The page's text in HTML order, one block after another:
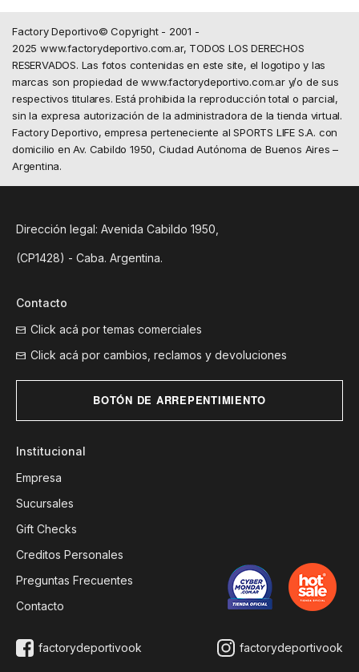
Factory Deportivo© Copyright - 2001 -
2025 www.factorydeportivo.com.ar, TODOS LOS DERECHOS
RESERVADOS. Las fotos contenidas en este site, el logotipo y las
marcas son propiedad de www.factorydeportivo.com.ar y/o de sus
respectivos titulares. Está prohibida la reproducción total o parcial,
sin la expresa autorización de la administradora de la tienda virtual.
Factory Deportivo, empresa perteneciente al SPORTS LIFE S.A. con
domicilio en Av. Cabildo 1950, Ciudad Autónoma de Buenos Aires –
Argentina.
Dirección legal: Avenida Cabildo 1950,
(CP1428) - Caba. Argentina.
Institucional
Empresa
Sucursales
Gift Checks
Creditos Personales
Preguntas Frecuentes
Contacto
Contacto
Click acá por temas comerciales
Click acá por cambios, reclamos y devoluciones
BOTÓN DE ARREPENTIMIENTO
factorydeportivook factorydeportivook